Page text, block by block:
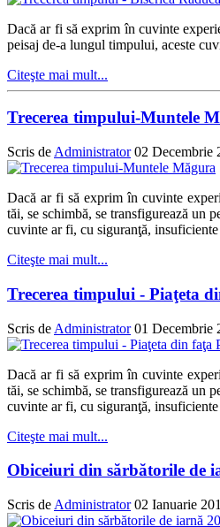
Dacă ar fi să exprim în cuvinte
peisaj de-a lungul timpului, aceste
Citeşte mai mult...
Trecerea timpului-Muntele
Scris de Administrator 02 Decembrie
Dacă ar fi să exprim în cuvinte
tăi, se schimbă, se transfigurează un
cuvinte ar fi, cu siguranţă,
Citeşte mai mult...
Trecerea timpului - Piaţeta
Scris de Administrator 01 Decembrie
Dacă ar fi să exprim în cuvinte
tăi, se schimbă, se transfigurează un
cuvinte ar fi, cu siguranţă,
Citeşte mai mult...
Obiceiuri din sărbătorile de
Scris de Administrator 02 Ianuarie